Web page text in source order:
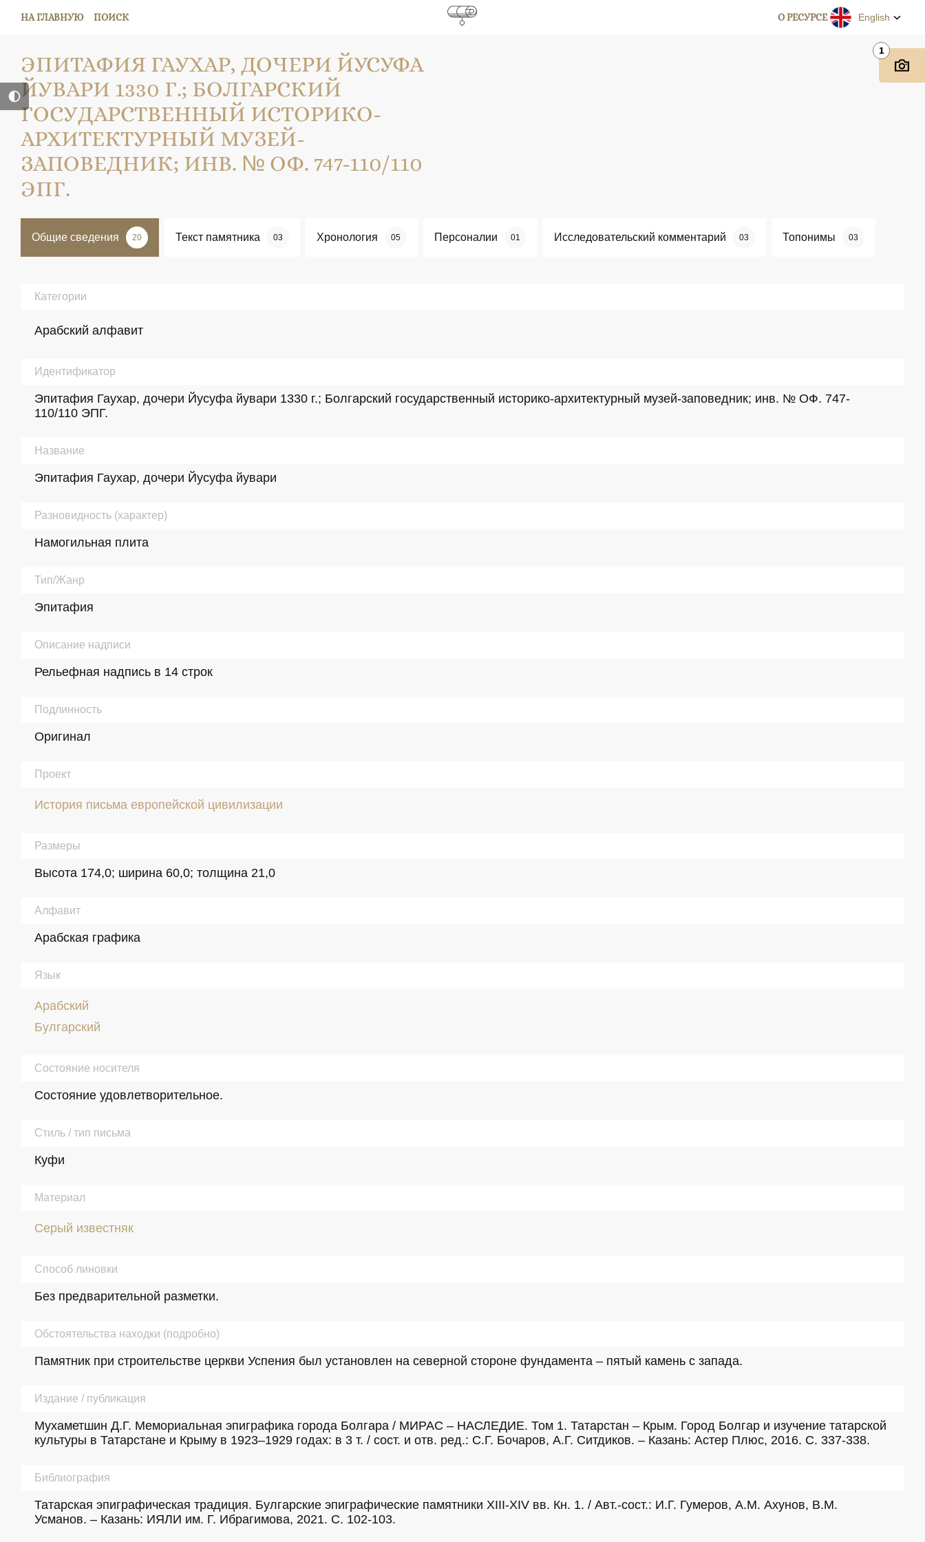
НА ГЛАВНУЮ ПОИСК О РЕСУРСЕ English
ЭПИТАФИЯ ГАУХАР, ДОЧЕРИ ЙУСУФА
ЙУВАРИ 1330 Г.; БОЛГАРСКИЙ
ГОСУДАРСТВЕННЫЙ ИСТОРИКО-
АРХИТЕКТУРНЫЙ МУЗЕЙ-
ЗАПОВЕДНИК; ИНВ. № ОФ. 747-110/110
ЭПГ.
Общие сведения 20 Текст памятника 03 Хронология 05 Персоналии 01 Исследовательский комментарий 03 Топонимы 03
Категории
Арабский алфавит
Идентификатор
Эпитафия Гаухар, дочери Йусуфа йувари 1330 г.; Болгарский государственный историко-архитектурный музей-заповедник; инв. № ОФ. 747-
110/110 ЭПГ.
Название
Эпитафия Гаухар, дочери Йусуфа йувари
Разновидность (характер)
Намогильная плита
Тип/Жанр
Эпитафия
Описание надписи
Рельефная надпись в 14 строк
Подлинность
Оригинал
Проект
История письма европейской цивилизации
Размеры
Высота 174,0; ширина 60,0; толщина 21,0
Алфавит
Арабская графика
Язык
Арабский
Булгарский
Состояние носителя
Состояние удовлетворительное.
Стиль / тип письма
Куфи
Материал
Серый известняк
Способ линовки
Без предварительной разметки.
Обстоятельства находки (подробно)
Памятник при строительстве церкви Успения был установлен на северной стороне фундамента – пятый камень с запада.
Издание / публикация
Мухаметшин Д.Г. Мемориальная эпиграфика города Болгара / МИРАС – НАСЛЕДИЕ. Том 1. Татарстан – Крым. Город Болгар и изучение татарской
культуры в Татарстане и Крыму в 1923–1929 годах: в 3 т. / сост. и отв. ред.: С.Г. Бочаров, А.Г. Ситдиков. – Казань: Астер Плюс, 2016. С. 337-338.
Библиография
Татарская эпиграфическая традиция. Булгарские эпиграфические памятники XIII-XIV вв. Кн. 1. / Авт.-сост.: И.Г. Гумеров, А.М. Ахунов, В.М.
Усманов. – Казань: ИЯЛИ им. Г. Ибрагимова, 2021. С. 102-103.
1